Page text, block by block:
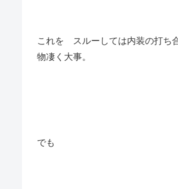
これを スルーしては内装の打ち
物凄く大事。
でも